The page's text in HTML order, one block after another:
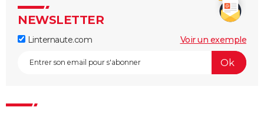
NEWSLETTER
Linternaute.com Voir un exemple